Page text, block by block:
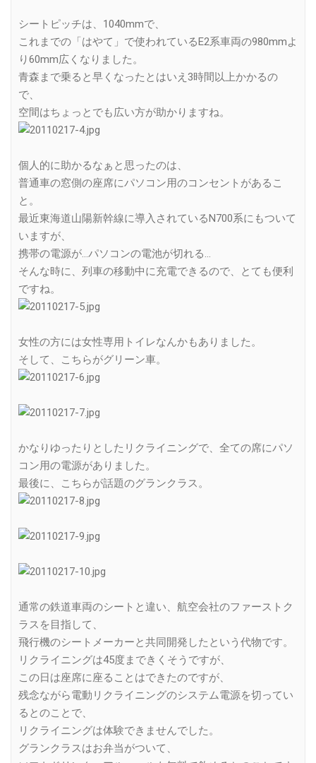
シートピッチは、1040mmで、
これまでの「はやて」で使われているE2系車両の980mmよ
り60mm広くなりました。
青森まで乗ると早くなったとはいえ3時間以上かかるの
で、
空間はちょっとでも広い方が助かりますね。
個人的に助かるなぁと思ったのは、
普通車の窓側の座席にパソコン用のコンセントがあるこ
と。
最近東海道山陽新幹線に導入されているN700系にもついて
いますが、
携帯の電源が…パソコンの電池が切れる…
そんな時に、列車の移動中に充電できるので、とても便利
ですね。
女性の方には女性専用トイレなんかもありました。
そして、こちらがグリーン車。
かなりゆったりとしたリクライニングで、全ての席にパソ
コン用の電源がありました。
最後に、こちらが話題のグランクラス。
通常の鉄道車両のシートと違い、航空会社のファーストク
ラスを目指して、
飛行機のシートメーカーと共同開発したという代物です。
リクライニングは45度まできくそうですが、
この日は座席に座ることはできたのですが、
残念ながら電動リクライニングのシステム電源を切ってい
るとのことで、
リクライニングは体験できませんでした。
グランクラスはお弁当がついて、